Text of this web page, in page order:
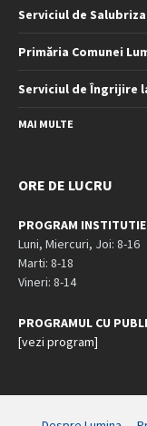
Serviciul de
Primăria Comunei
Serviciul de Îngrijire
MAI MULTE
ORE DE LUCRU
PROGRAM INSTITUTIE
Luni, Miercuri, Joi: 8-16
Marti: 8-18
Vineri: 8-14
PROGRAMUL CU
[vezi program]